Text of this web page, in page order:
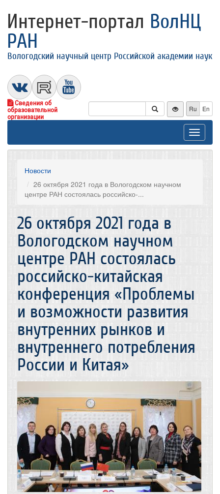
Интернет-портал ВолНЦ
РАН
Вологодский научный центр Российской академии наук
Сведения об
образовательной
организации
Ru En
Toggle
Новости
26 октября 2021 года в Вологодском научном
центре РАН состоялась российско-...
26 октября 2021 года в
Вологодском научном
центре РАН состоялась
российско-китайская
конференция «Проблемы
и возможности развития
внутренних рынков и
внутреннего потребления
России и Китая»